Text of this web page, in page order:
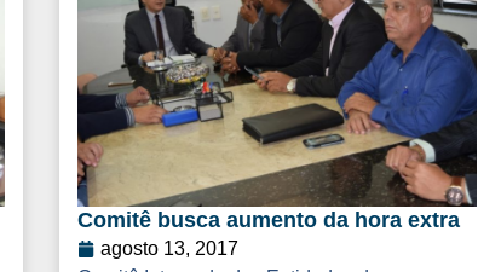
Comitê busca aumento da hora extra
agosto 13, 2017